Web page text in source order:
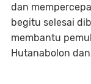
dan
begitu selesai
membantu
Hutanabolon